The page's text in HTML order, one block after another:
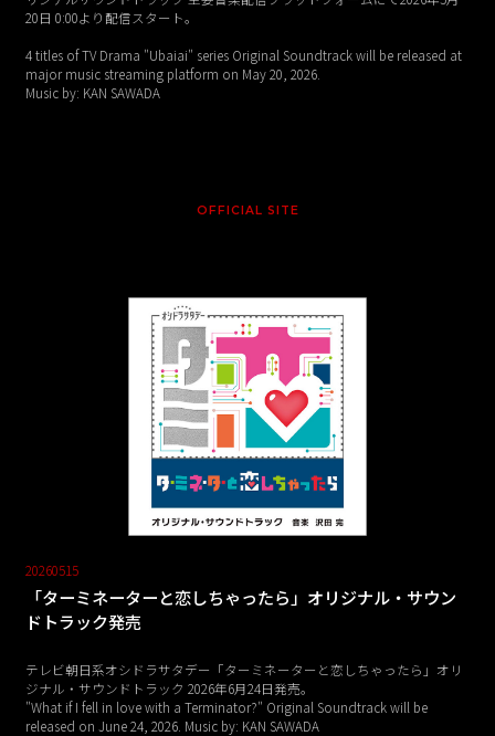
20日 0:00より配信スタート。
4 titles of TV Drama "Ubaiai" series Original Soundtrack will be released at
major music streaming platform on May 20, 2026.
Music by: KAN SAWADA
OFFICIAL SITE
20260515
「ターミネーターと恋しちゃったら」オリジナル・サウン
ドトラック発売
テレビ朝日系オシドラサタデー「ターミネーターと恋しちゃったら」オリ
ジナル・サウンドトラック 2026年6月24日発売。
"What if I fell in love with a Terminator?" Original Soundtrack will be
released on June 24, 2026. Music by: KAN SAWADA